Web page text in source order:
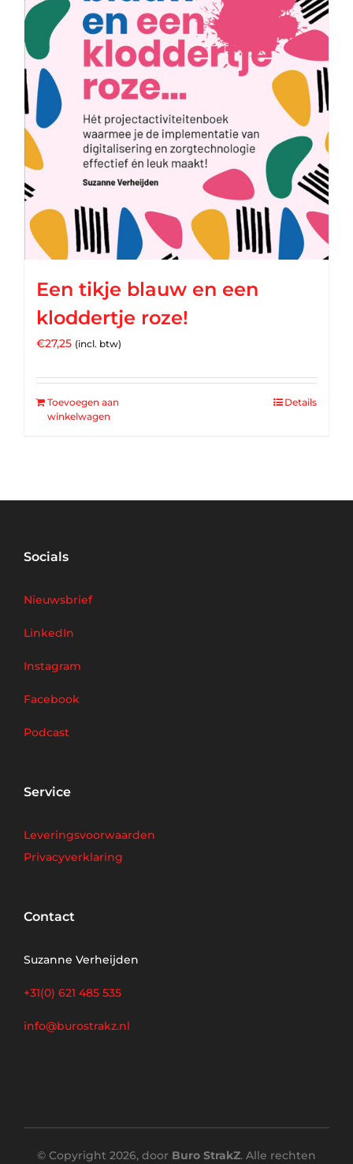
Een tikje blauw en een
kloddertje roze!
€27,25 (incl. btw)
Toevoegen aan
winkelwagen
Details
Socials
Nieuwsbrief
LinkedIn
Instagram
Facebook
Podcast
Service
Leveringsvoorwaarden
Privacyverklaring
Contact
Suzanne Verheijden
+31(0) 621 485 535
info@burostrakz.nl
© Copyright 2026, door Buro StrakZ. Alle rechten